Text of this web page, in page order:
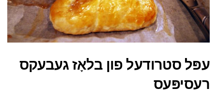
עפּל סטרודעל פון בלאָז געבעקס
רעסיפּעס